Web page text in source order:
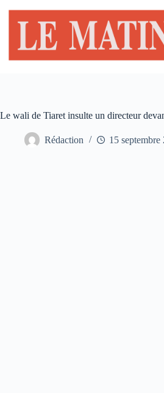
contenu
Le wali de Tiaret insulte un directeur
Rédaction 15 septembre